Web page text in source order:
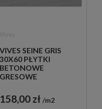
VIVES SEINE GRIS
30X60 PŁYTKI
BETONOWE
GRESOWE
158,00 zł m2